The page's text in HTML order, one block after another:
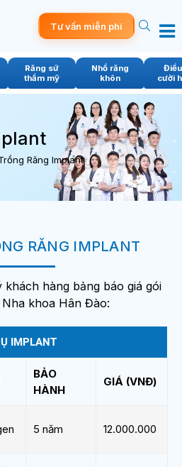
Tư vấn miễn phí
Răng sứ
thẩm mỹ
Nhổ răng
khôn
cười
Răng Implant
RĂNG IMPLANT
hàng bảng báo giá gói
khoa Hân Đào:
IMPLANT
BẢO
HÀNH
GIÁ (VNĐ)
5 năm 12.000.000